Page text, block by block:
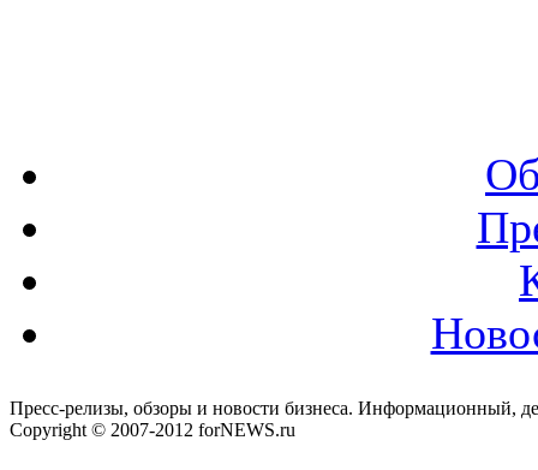
Пресс-релизы, обзоры и новости бизнеса. Информационный,
Copyright © 2007-2012 forNEWS.ru